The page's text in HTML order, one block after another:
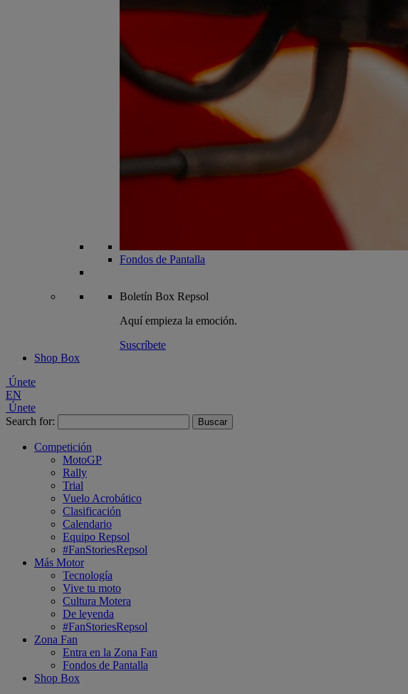
Fondos de Pantalla
Boletín Box Repsol
Aquí empieza la emoción.
Suscríbete
Shop Box
Únete
EN
Únete
Search for:
Competición
MotoGP
Rally
Trial
Vuelo Acrobático
Clasificación
Calendario
Equipo Repsol
#FanStoriesRepsol
Más Motor
Tecnología
Vive tu moto
Cultura Motera
De leyenda
#FanStoriesRepsol
Zona Fan
Entra en la Zona Fan
Fondos de Pantalla
Shop Box